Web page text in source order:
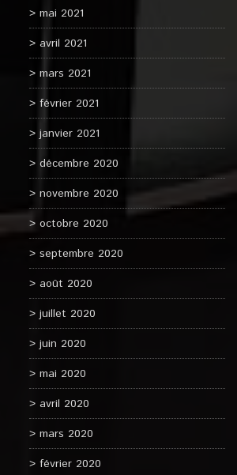
mai 2021
avril 2021
mars 2021
février 2021
janvier 2021
décembre 2020
novembre 2020
octobre 2020
septembre 2020
août 2020
juillet 2020
juin 2020
mai 2020
avril 2020
mars 2020
février 2020